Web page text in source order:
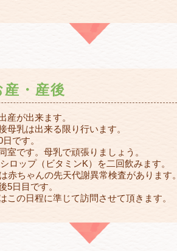
産・産後
産が出来ます。
母乳は出来る限り行います。
です。
室です。母乳で頑張りましょう。
ロップ（ビタミンK）を二回飲みます。
赤ちゃんの先天代謝異常検査があります
5日目です。
この日程に準じて訪問させて頂きます。